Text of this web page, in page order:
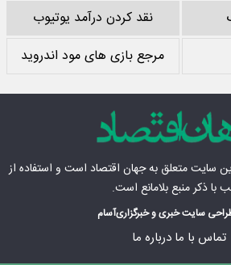
نقد کردن درآمد یوتیوب
مرجع بازی های مود اندروید
سایت متعلق بهجهان اقتصاد است و استفاده از
با ذکر منبع بلامانع است.
سایت خبری و خبرگزاریآسام
تماس با ما درباره ما